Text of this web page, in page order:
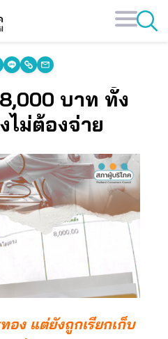
บาท ทั้ง
ม่ต้องจ่าย
อง แต่ยังถูกเรียกเก็บ